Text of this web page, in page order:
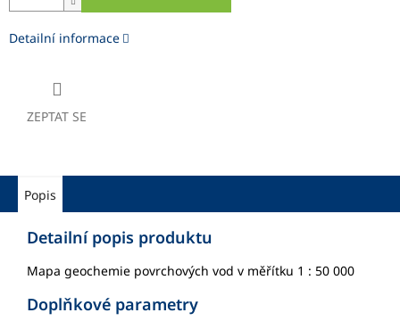
Detailní informace
ZEPTAT SE
Popis
Detailní popis produktu
Mapa geochemie povrchových vod v měřítku 1 : 50 000
Doplňkové parametry